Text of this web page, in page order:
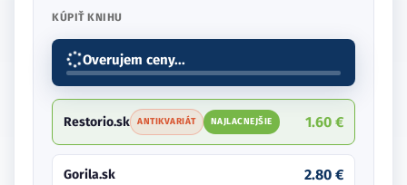
KÚPIŤ KNIHU
Overujem ceny...
Restorio.sk ANTIKVARIÁT NAJLACNEJŠIE 1.60 €
Gorila.sk 2.80 €